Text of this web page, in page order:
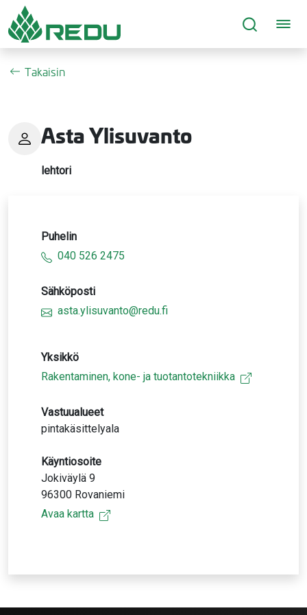
Siirry sivusisältöön
Takaisin
Asta Ylisuvanto
lehtori
Puhelin
040 526 2475
Sähköposti
asta.ylisuvanto@redu.fi
Yksikkö
Rakentaminen, kone- ja tuotantotekniikka
Vastuualueet
pintakäsittelyala
Käyntiosoite
Jokiväylä 9
96300 Rovaniemi
Avaa kartta